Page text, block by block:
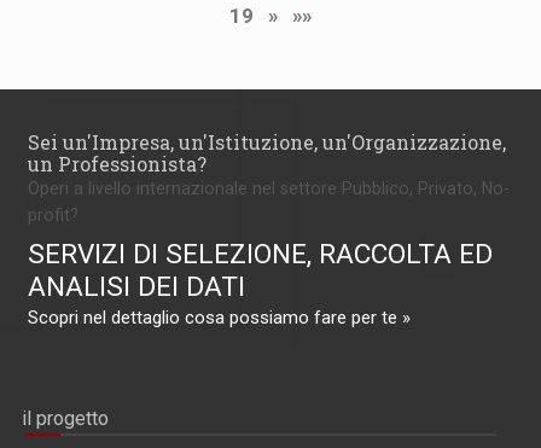
19
» »»
Sei un'Impresa, un'Istituzione, un'Organizzazione,
un Professionista?
Operi a livello internazionale nel settore Pubblico, Privato, No-
profit?
SERVIZI DI SELEZIONE, RACCOLTA ED
ANALISI DEI DATI
Scopri nel dettaglio cosa possiamo fare per te »
il progetto